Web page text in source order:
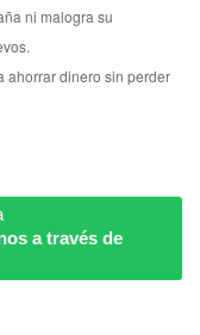
ni malogra su
ahorrar dinero sin perder
a través de